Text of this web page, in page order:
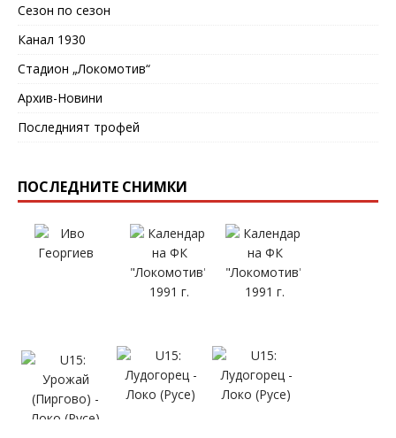
Сезон по сезон
Канал 1930
Стадион „Локомотив“
Архив-Новини
Последният трофей
ПОСЛЕДНИТЕ СНИМКИ